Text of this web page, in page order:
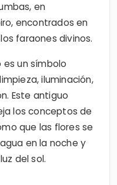
en
encontrados en
faraones divinos.
es un símbolo
iluminación,
Este antiguo
los conceptos de
que las flores se
en la noche y
del sol.